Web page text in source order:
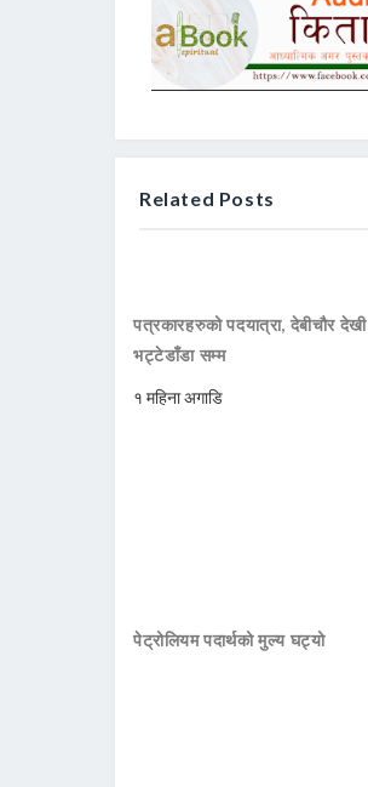
Related Posts
पत्रकारहरुको पदयात्रा, देबीचौर देखी
भट्टेडाँडा सम्म
१ महिना अगाडि
पेट्रोलियम पदार्थको मुल्य घट्यो